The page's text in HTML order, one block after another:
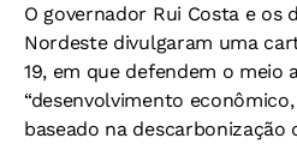
O governador Rui Costa e os
Nordeste divulgaram uma
19, em que defendem o meio
“desenvolvimento
baseado na descarbonização